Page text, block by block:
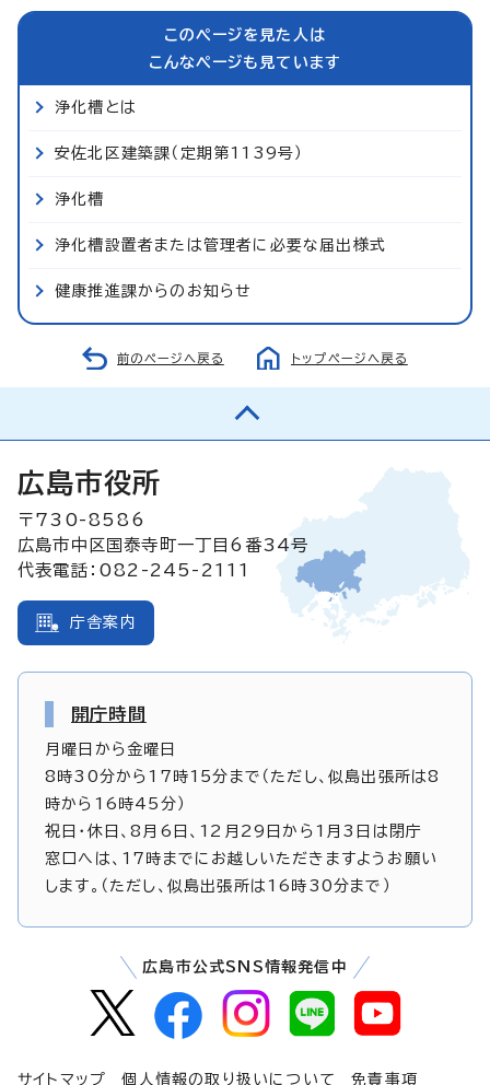
このページを見た人は
こんなページも見ています
浄化槽とは
安佐北区建築課（定期第1139号）
浄化槽
浄化槽設置者または管理者に必要な届出様式
健康推進課からのお知らせ
前のページへ戻る トップページへ戻る
広島市役所
〒730-8586
広島市中区国泰寺町一丁目6番34号
代表電話：082-245-2111
庁舎案内
開庁時間
月曜日から金曜日
8時30分から17時15分まで（ただし、似島出張所は8
時から16時45分）
祝日・休日、8月6日、12月29日から1月3日は閉庁
窓口へは、17時までにお越しいただきますようお願い
します。（ただし、似島出張所は16時30分まで）
広島市公式SNS情報発信中
サイトマップ 個人情報の取り扱いについて 免責事項